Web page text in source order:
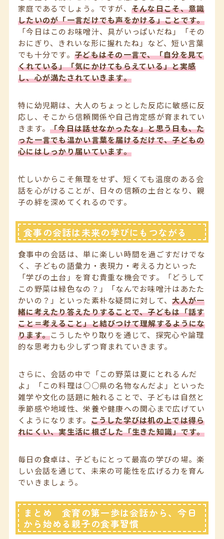
家庭であるでしょう。ですが、 そんな日こそ、意識
したいのが「一言だけでも声をかける」ことです。
「今日はこのお味噌汁、具がいっぱいだね」「その
おにぎり、きれいな形に握れたね」など、短い言葉
でも十分です。 子どもはその一言で、「自分を見て
くれている」「気にかけてもらえている」と実感
し、心が満たされていきます。
特に幼児期は、大人のちょっとした反応に敏感に反
応し、そこから信頼関係や自己肯定感が育まれてい
きます。「今日は話せなかったな」と思う日も、た
った一言でも温かい言葉を届けるだけで、子どもの
心にはしっかり届いています。
忙しいからこそ無理をせず、短くても温度のある会
話を心がけることが、日々の信頼の土台となり、親
子の絆を深めてくれるのです。
食事の会話は未来の学びにもつながる
食事中の会話は、単に楽しい時間を過ごすだけでな
く、子どもの語彙力・表現力・考える力といった
「学びの土台」を育む貴重な機会です。「どうして
この野菜は緑色なの？」「なんでお味噌汁はあたた
かいの？」といった素朴な疑問に対して、大人が一
緒に考えたり答えたりすることで、子どもは「話す
こと＝考えること」と結びつけて理解するようにな
ります。こうしたやり取りを通じて、探究心や論理
的な思考力も少しずつ育まれていきます。
さらに、会話の中で「この野菜は夏にとれるんだ
よ」「この料理は○○県の名物なんだよ」といった
雑学や文化の話題に触れることで、子どもは自然と
季節感や地域性、栄養や健康への関心まで広げてい
くようになります。 こうした学びは机の上では得ら
れにくい、実生活に根ざした「生きた知識」です。
毎日の食卓は、子どもにとって最高の学びの場。楽
しい会話を通じて、未来の可能性を広げる力を育ん
でいきましょう。
まとめ 食育の第一歩は会話から、今日
から始める親子の食事習慣